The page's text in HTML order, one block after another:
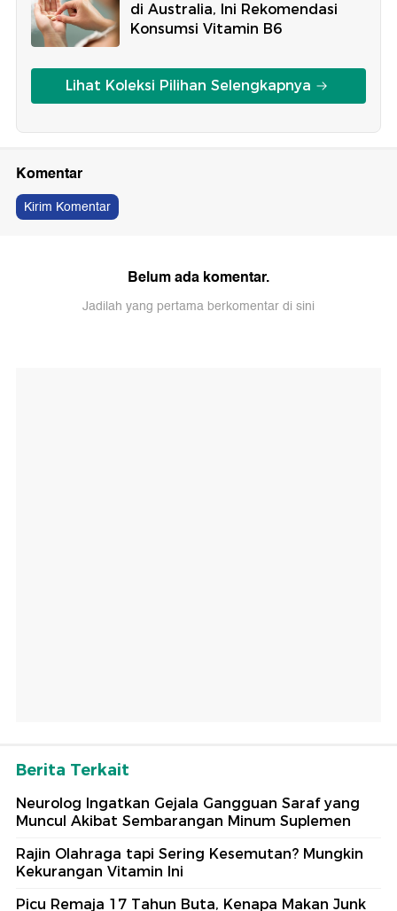
di Australia, Ini Rekomendasi
Konsumsi Vitamin B6
Lihat Koleksi Pilihan Selengkapnya
Komentar
Kirim Komentar
Belum ada komentar.
Jadilah yang pertama berkomentar di sini
Berita Terkait
Neurolog Ingatkan Gejala Gangguan Saraf yang
Muncul Akibat Sembarangan Minum Suplemen
Rajin Olahraga tapi Sering Kesemutan? Mungkin
Kekurangan Vitamin Ini
Picu Remaja 17 Tahun Buta, Kenapa Makan Junk